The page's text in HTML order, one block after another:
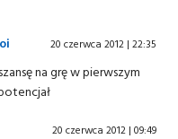
20 czerwca 2012 | 22:35
na grę w pierwszym
20 czerwca 2012 | 09:49